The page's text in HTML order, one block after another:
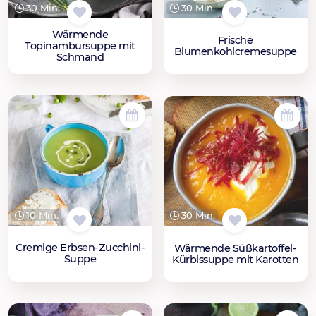
30 Min.
Wärmende
Topinambursuppe mit
Schmand
30 Min.
Frische
Blumenkohlcremesuppe
10 Min.
Cremige Erbsen-Zucchini-
Suppe
30 Min.
Wärmende Süßkartoffel-
Kürbissuppe mit Karotten